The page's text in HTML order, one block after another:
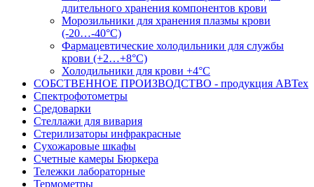
длительного хранения компонентов крови
Морозильники для хранения плазмы крови
(-20…-40°С)
Фармацевтические холодильники для службы
крови (+2…+8°С)
Холодильники для крови +4°С
СОБСТВЕННОЕ ПРОИЗВОДСТВО - продукция АВТех
Спектрофотометры
Средоварки
Стеллажи для вивария
Стерилизаторы инфракрасные
Сухожаровые шкафы
Счетные камеры Бюркера
Тележки лабораторные
Термометры